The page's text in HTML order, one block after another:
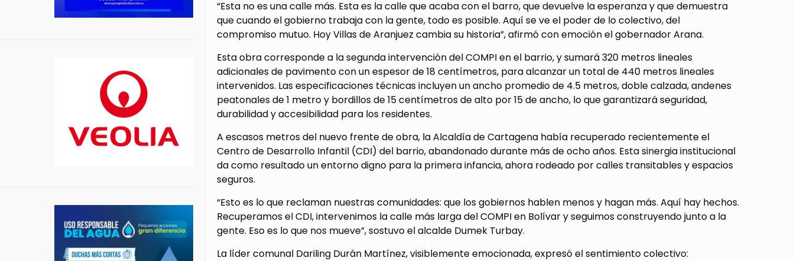
“Esta no es una calle más. Esta es la calle que acaba con el barro, que devuelve la esperanza y que demuestra
que cuando el gobierno trabaja con la gente, todo es posible. Aquí se ve el poder de lo colectivo, del
compromiso mutuo. Hoy Villas de Aranjuez cambia su historia”, afirmó con emoción el gobernador Arana.
Esta obra corresponde a la segunda intervención del COMPI en el barrio, y sumará 320 metros lineales
adicionales de pavimento con un espesor de 18 centímetros, para alcanzar un total de 440 metros lineales
intervenidos. Las especificaciones técnicas incluyen un ancho promedio de 4.5 metros, doble calzada, andenes
peatonales de 1 metro y bordillos de 15 centímetros de alto por 15 de ancho, lo que garantizará seguridad,
durabilidad y accesibilidad para los residentes.
A escasos metros del nuevo frente de obra, la Alcaldía de Cartagena había recuperado recientemente el
Centro de Desarrollo Infantil (CDI) del barrio, abandonado durante más de ocho años. Esta sinergia institucional
da como resultado un entorno digno para la primera infancia, ahora rodeado por calles transitables y espacios
seguros.
“Esto es lo que reclaman nuestras comunidades: que los gobiernos hablen menos y hagan más. Aquí hay hechos.
Recuperamos el CDI, intervenimos la calle más larga del COMPI en Bolívar y seguimos construyendo junto a la
gente. Eso es lo que nos mueve”, sostuvo el alcalde Dumek Turbay.
La líder comunal Dariling Durán Martínez, visiblemente emocionada, expresó el sentimiento colectivo: